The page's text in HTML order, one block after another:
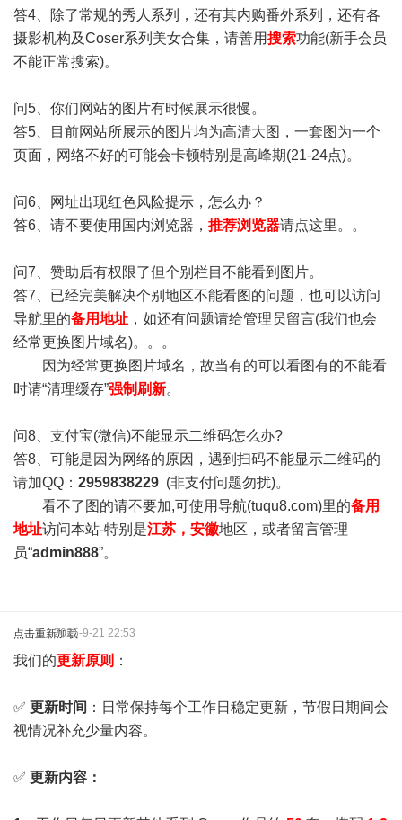
答4、除了常规的秀人系列，还有其内购番外系列，还有各
摄影机构及Coser系列美女合集，请善用搜索功能(新手会员
不能正常搜索)。
问5、你们网站的图片有时候展示很慢。
答5、目前网站所展示的图片均为高清大图，一套图为一个
页面，网络不好的可能会卡顿特别是高峰期(21-24点)。
问6、网址出现红色风险提示，怎么办？
答6、请不要使用国内浏览器， 推荐浏览器请点这里。。
问7、赞助后有权限了但个别栏目不能看到图片。
答7、已经完美解决个别地区不能看图的问题，也可以访问
导航里的备用地址 ，如还有问题请给管理员留言(我们也会
经常更换图片域名)。。。
因为经常更换图片域名，故当有的可以看图有的不能看
时请“清理缓存”强制刷新。
问8、支付宝(微信)不能显示二维码怎么办?
答8、可能是因为网络的原因，遇到扫码不能显示二维码的
请加QQ： 2959838229 (非支付问题勿扰)。
看不了图的请不要加,可使用导航(tuqu8.com)里的备用
地址访问本站-特别是江苏，安徽地区，或者留言管理
员“admin888”。
点击重新加载2025-9-21 22:53
我们的更新原则 ：
✅ 更新时间 ：日常保持每个工作日稳定更新，节假日期间会
视情况补充少量内容。
✅ 更新内容：